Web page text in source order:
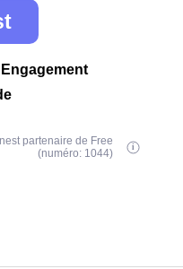
partenaire de Free
(numéro: 1044)